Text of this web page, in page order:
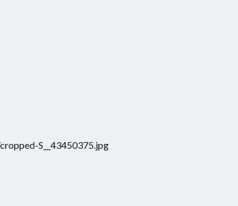
S__43450375.jpg